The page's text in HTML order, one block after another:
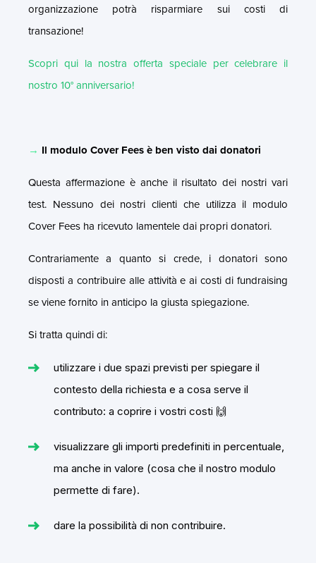
organizzazione potrà risparmiare sui costi di
transazione!
Scopri qui la nostra offerta speciale per celebrare il
nostro 10° anniversario!
→ Il modulo Cover Fees è ben visto dai donatori
Questa affermazione è anche il risultato dei nostri vari
test. Nessuno dei nostri clienti che utilizza il modulo
Cover Fees ha ricevuto lamentele dai propri donatori.
Contrariamente a quanto si crede, i donatori sono
disposti a contribuire alle attività e ai costi di fundraising
se viene fornito in anticipo la giusta spiegazione.
Si tratta quindi di:
utilizzare i due spazi previsti per spiegare il
contesto della richiesta e a cosa serve il
contributo: a coprire i vostri costi 🙌
visualizzare gli importi predefiniti in percentuale,
ma anche in valore (cosa che il nostro modulo
permette di fare).
dare la possibilità di non contribuire.